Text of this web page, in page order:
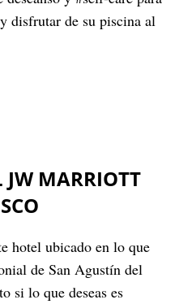
disfrutar de su piscina al
JW MARRIOTT
hotel ubicado en lo que
de San Agustín del
si lo que deseas es